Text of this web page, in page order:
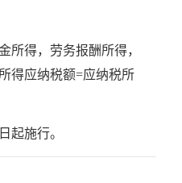
得，劳务报酬所得，
得应纳税额=应纳税所
施行。